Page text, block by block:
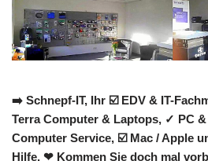
➡️ Schnepf-IT, Ihr ☑️ EDV & IT-
Terra Computer & Laptops, ✓ PC
Computer Service, ☑️ Mac / Apple
Hilfe. ❤ Kommen Sie doch mal